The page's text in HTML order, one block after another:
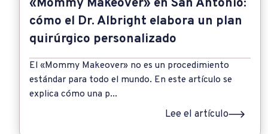
«Mommy Makeover» en San Antonio:
cómo el Dr. Albright elabora un plan
quirúrgico personalizado
El «Mommy Makeover» no es un procedimiento
estándar para todo el mundo. En este artículo se
explica cómo una p...
Lee el artículo